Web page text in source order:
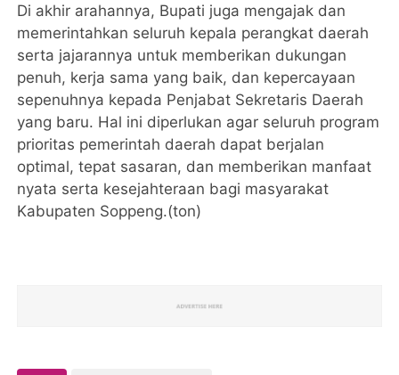
Di akhir arahannya, Bupati juga mengajak dan
memerintahkan seluruh kepala perangkat daerah
serta jajarannya untuk memberikan dukungan
penuh, kerja sama yang baik, dan kepercayaan
sepenuhnya kepada Penjabat Sekretaris Daerah
yang baru. Hal ini diperlukan agar seluruh program
prioritas pemerintah daerah dapat berjalan
optimal, tepat sasaran, dan memberikan manfaat
nyata serta kesejahteraan bagi masyarakat
Kabupaten Soppeng.(ton)